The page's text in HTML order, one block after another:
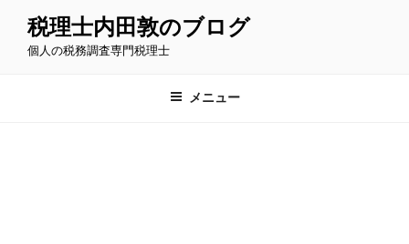
税理士内田敦のブログ
個人の税務調査専門税理士
メニュー